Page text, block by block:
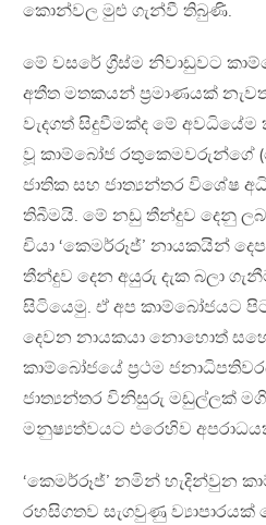
කොන්වල මුළු ගැන්වී තිබුණි.
මේ වසරේ ග්‍රීස්ම නිවාඩුවට
අතීත මතකයන් ප්‍රමාණයක්
වැදගත් සිදුවීමක්ද මේ
වූ කාම්බෝජ රතුකෙමවරුන්ගේ
ජාතික සහ ජාත්‍යන්තර විශේෂ
තිබීමයි. මේ නඩු තීන්දුව දෙනු
චියා ‘කෙමර්රූජ්’ නායකයින්
තීන්දුව දෙන අයුරු දැක බලා
සිටියෙමු. ඒ අප කාම්බෝජයට
දෙවන නායකයා නොහොත්
කාම්බෝජයේ ප්‍රථම
ජාත්‍යන්තර විනිසුරු මඩුල්ලක්
මනුෂ්‍යත්වයට එරෙහිව
‘කෙමර්රූජ්’ නමින් හැදින්වුන
රහසිගතව සැගවුණු ව්‍යාපාරයක්